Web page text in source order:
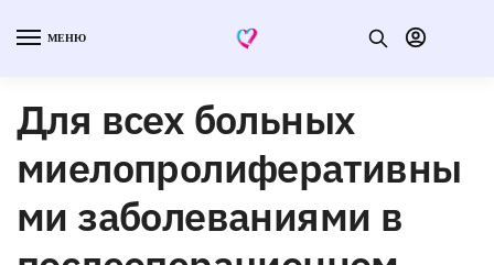
МЕНЮ
Для всех больных
миелопролиферативны
ми заболеваниями в